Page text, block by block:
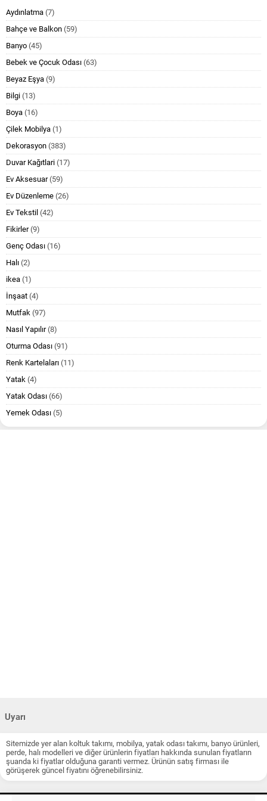
Aydınlatma (7)
Bahçe ve Balkon (59)
Banyo (45)
Bebek ve Çocuk Odası (63)
Beyaz Eşya (9)
Bilgi (13)
Boya (16)
Çilek Mobilya (1)
Dekorasyon (383)
Duvar Kağıtlari (17)
Ev Aksesuar(59)
Ev Düzenleme (26)
Ev Tekstil (42)
Fikirler(9)
Genç Odası (16)
Halı (2)
ikea (1)
İnşaat (4)
Mutfak (97)
Nasıl Yapılır(8)
Oturma Odası (91)
Renk Kartelaları (11)
Yatak (4)
Yatak Odası (66)
Yemek Odası (5)
Uyarı
Sitemizde yer alan koltuk takımı, mobilya, yatak odası takımı, banyo ürünleri,
perde, halı modelleri ve diğer ürünlerin fiyatları hakkında sunulan fiyatların
şuanda ki fiyatlar olduğuna garanti vermez. Ürünün satış firması ile
görüşerek güncel fiyatını öğrenebilirsiniz.